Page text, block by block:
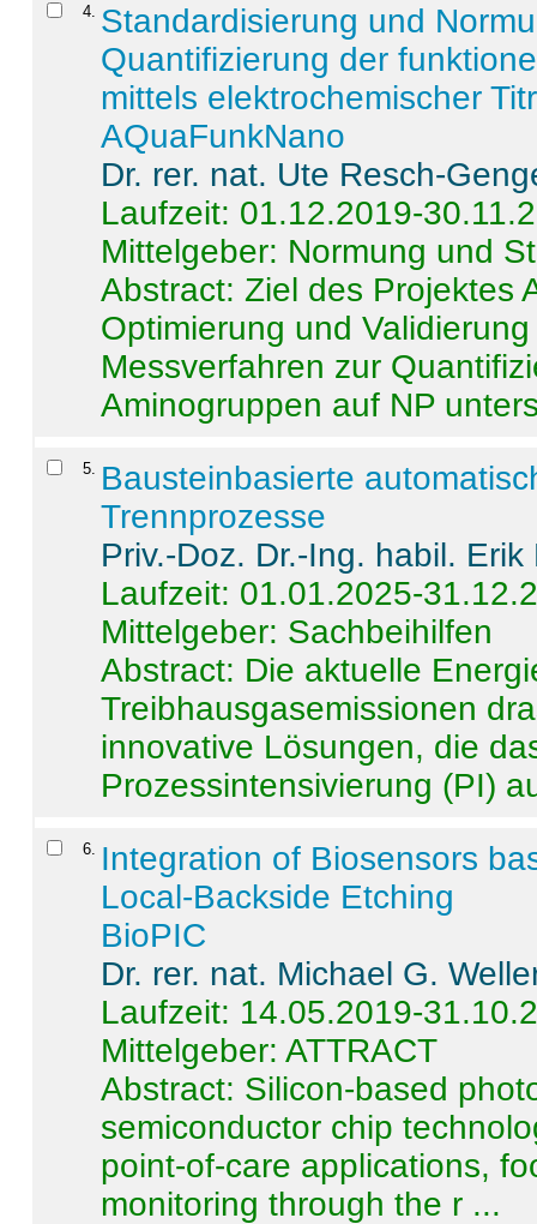
4 Standardisierung und
Quantifizierung der
mittels elektrochemischer
AQuaFunkNano
Dr. rer. nat. Ute Resch-
Laufzeit: 01.12.2019-
Mittelgeber: Normung und
Abstract:Ziel des Projektes
Optimierung und
Messverfahren zur
Aminogruppen auf NP
5
Bausteinbasierte
Trennprozesse
Priv.-Doz. Dr.-Ing. habil. Erik
Laufzeit: 01.01.2025-
Mittelgeber: Sachbeihilfen
Abstract: Die aktuelle
Treibhausgasemissionen
innovative Lösungen, die
Prozessintensivierung (PI)
6
Integration of Biosensors
Local-Backside Etching
BioPIC
Dr. rer. nat. Michael G.
Laufzeit: 14.05.2019-
Mittelgeber: ATTRACT
Abstract: Silicon-based
semiconductor chip
point-of-care applications,
monitoring through the r ...